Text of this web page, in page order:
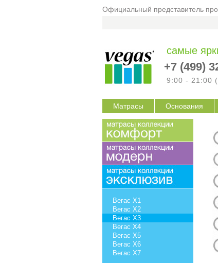
Официальный представитель
самые
+7 (499)
9:00 - 21:00
Матрасы Основания
Вегас X1
Вегас X2
Вегас X3
Вегас X4
Вегас X5
Вегас X6
Вегас X7